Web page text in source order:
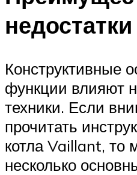
недостатки
Конструктивные
функции влияют
техники. Если
прочитать
котла Vaillant, то
несколько